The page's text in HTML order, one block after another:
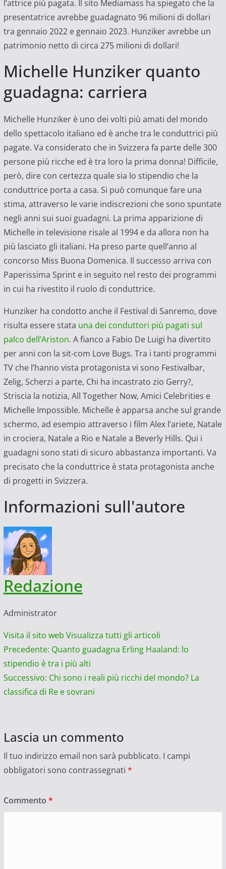
l’attrice più pagata. Il sito Mediamass ha spiegato che la
presentatrice avrebbe guadagnato 96 milioni di dollari
tra gennaio 2022 e gennaio 2023. Hunziker avrebbe un
patrimonio netto di circa 275 milioni di dollari!
Michelle Hunziker quanto
guadagna: carriera
Michelle Hunziker è uno dei volti più amati del mondo
dello spettacolo italiano ed è anche tra le conduttrici più
pagate. Va considerato che in Svizzera fa parte delle 300
persone più ricche ed è tra loro la prima donna! Difficile,
però, dire con certezza quale sia lo stipendio che la
conduttrice porta a casa. Si può comunque fare una
stima, attraverso le varie indiscrezioni che sono spuntate
negli anni sui suoi guadagni. La prima apparizione di
Michelle in televisione risale al 1994 e da allora non ha
più lasciato gli italiani. Ha preso parte quell’anno al
concorso Miss Buona Domenica. Il successo arriva con
Paperissima Sprint e in seguito nel resto dei programmi
in cui ha rivestito il ruolo di conduttrice.
Hunziker ha condotto anche il Festival di Sanremo, dove
risulta essere stata una dei conduttori più pagati sul
palco dell’Ariston. A fianco a Fabio De Luigi ha divertito
per anni con la sit-com Love Bugs. Tra i tanti programmi
TV che l’hanno vista protagonista vi sono Festivalbar,
Zelig, Scherzi a parte, Chi ha incastrato zio Gerry?,
Striscia la notizia, All Together Now, Amici Celebrities e
Michelle Impossible. Michelle è apparsa anche sul grande
schermo, ad esempio attraverso i film Alex l’ariete, Natale
in crociera, Natale a Rio e Natale a Beverly Hills. Qui i
guadagni sono stati di sicuro abbastanza importanti. Va
precisato che la conduttrice è stata protagonista anche
di progetti in Svizzera.
Informazioni sull'autore
Redazione
Administrator
Visita il sito web Visualizza tutti gli articoli
Navigazione
articolo
Precedente: Quanto guadagna Erling Haaland: lo
stipendio è tra i più alti
Successivo: Chi sono i reali più ricchi del mondo? La
classifica di Re e sovrani
Lascia un commento
Il tuo indirizzo email non sarà pubblicato. I campi
obbligatori sono contrassegnati *
Commento *